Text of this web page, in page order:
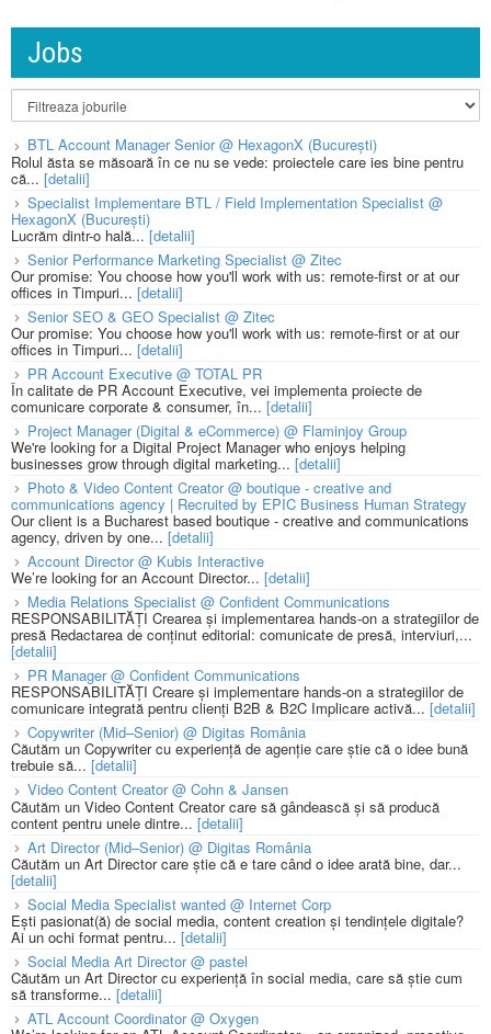
Jobs
BTL Account Manager Senior @ HexagonX (București)
Rolul ăsta se măsoară în ce nu se vede: proiectele care ies bine pentru
că... [detalii]
Specialist Implementare BTL / Field Implementation Specialist @
HexagonX (București)
Lucrăm dintr-o hală...[detalii]
Senior Performance Marketing Specialist @ Zitec
Our promise: You choose how you'll work with us: remote-first or at our
offices in Timpuri... [detalii]
Senior SEO & GEO Specialist @ Zitec
Our promise: You choose how you'll work with us: remote-first or at our
offices in Timpuri... [detalii]
PR Account Executive @ TOTAL PR
În calitate de PR Account Executive, vei implementa proiecte de
comunicare corporate & consumer, în... [detalii]
Project Manager (Digital & eCommerce) @ Flaminjoy Group
We're looking for a Digital Project Manager who enjoys helping
businesses grow through digital marketing... [detalii]
Photo & Video Content Creator @ boutique - creative and
communications agency | Recruited by EPIC Business Human Strategy
Our client is a Bucharest based boutique - creative and communications
agency, driven by one... [detalii]
Account Director @ Kubis Interactive
We’re looking for an Account Director... [detalii]
Media Relations Specialist @ Confident Communications
RESPONSABILITĂȚI Crearea și implementarea hands-on a strategiilor de
presă Redactarea de conținut editorial: comunicate de presă, interviuri,...
[detalii]
PR Manager @ Confident Communications
RESPONSABILITĂȚI Creare și implementare hands-on a strategiilor de
comunicare integrată pentru clienți B2B & B2C Implicare activă... [detalii]
Copywriter (Mid–Senior) @ Digitas România
Căutăm un Copywriter cu experiență de agenție care știe că o idee bună
trebuie să... [detalii]
Video Content Creator @ Cohn & Jansen
Căutăm un Video Content Creator care să gândească și să producă
content pentru unele dintre... [detalii]
Art Director (Mid–Senior) @ Digitas România
Căutăm un Art Director care știe că e tare când o idee arată bine, dar...
[detalii]
Social Media Specialist wanted @ Internet Corp
Ești pasionat(ă) de social media, content creation și tendințele digitale?
Ai un ochi format pentru... [detalii]
Social Media Art Director @ pastel
Căutăm un Art Director cu experiență în social media, care să știe cum
să transforme... [detalii]
ATL Account Coordinator @ Oxygen